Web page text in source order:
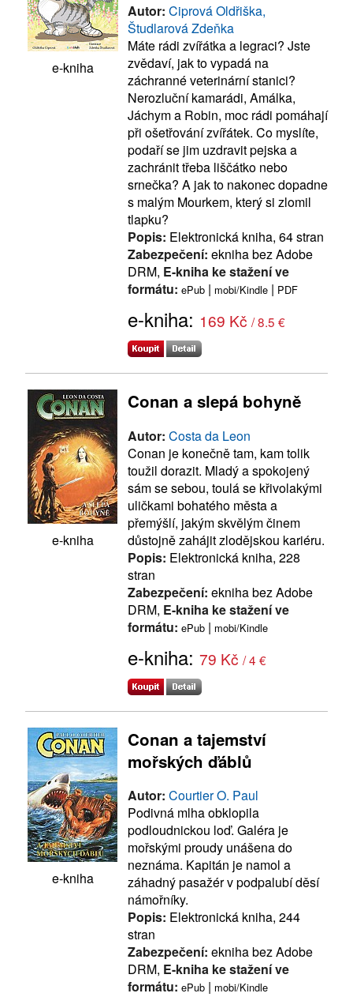
e-kniha
Autor: Ciprová Oldřiška,
Študlarová Zdeňka
Máte rádi zvířátka a legraci? Jste
zvědaví, jak to vypadá na
záchranné veterinární stanici?
Nerozluční kamarádi, Amálka,
Jáchym a Robin, moc rádi pomáhají
při ošetřování zvířátek. Co myslíte,
podaří se jim uzdravit pejska a
zachránit třeba liščátko nebo
srnečka? A jak to nakonec dopadne
s malým Mourkem, který si zlomil
tlapku?
Popis: Elektronická kniha, 64 stran
Zabezpečení: ekniha bez Adobe
DRM, E-kniha ke stažení ve
formátu: ePub | mobi/Kindle | PDF
e-kniha: 169 Kč / 8.5 €
e-kniha
Conan a slepá bohyně
Autor: Costa da Leon
Conan je konečně tam, kam tolik
toužil dorazit. Mladý a spokojený
sám se sebou, toulá se křivolakými
uličkami bohatého města a
přemýšlí, jakým skvělým činem
důstojně zahájit zlodějskou kariéru.
Popis: Elektronická kniha, 228
stran
Zabezpečení: ekniha bez Adobe
DRM, E-kniha ke stažení ve
formátu: ePub | mobi/Kindle
e-kniha: 79 Kč / 4 €
e-kniha
Conan a tajemství
mořských ďáblů
Autor: Courtier O. Paul
Podivná mlha obklopila
podloudnickou loď. Galéra je
mořskými proudy unášena do
neznáma. Kapitán je namol a
záhadný pasažér v podpalubí děsí
námořníky.
Popis: Elektronická kniha, 244
stran
Zabezpečení: ekniha bez Adobe
DRM, E-kniha ke stažení ve
formátu: ePub | mobi/Kindle